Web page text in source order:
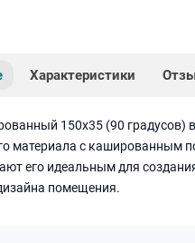
Характеристики
150х35 (90 градусов)
материала с кашированным
его идеальным для
помещения.